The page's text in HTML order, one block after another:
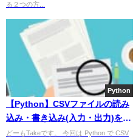
る２つの方...
Python
【Python】CSVファイルの読み
込み・書き込み(入力・出力)を簡
単に解説！
どーもTakeです。 今回は Python で CSV